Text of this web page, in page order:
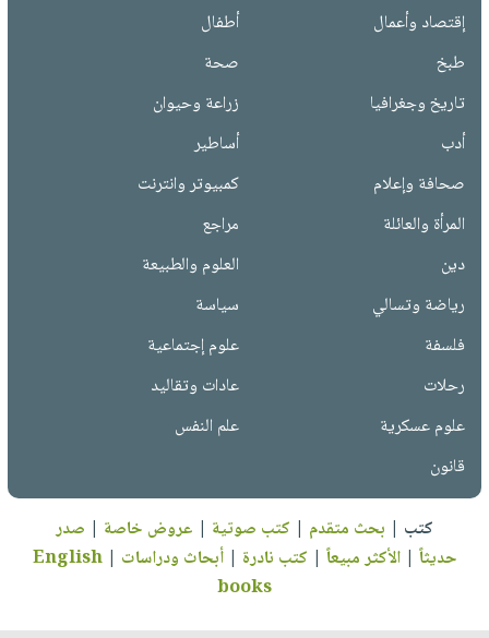
إقتصاد وأعمال
أطفال
طبخ
صحة
تاريخ وجغرافيا
زراعة وحيوان
أدب
أساطير
صحافة وإعلام
كمبيوتر وانترنت
المرأة والعائلة
مراجع
دين
العلوم والطبيعة
رياضة وتسالي
سياسة
فلسفة
علوم إجتماعية
رحلات
عادات وتقاليد
علوم عسكرية
علم النفس
قانون
كتب | بحث متقدم | كتب صوتية | عروض خاصة | صدر
حديثاً |الأكثر مبيعاً | كتب نادرة |أبحاث ودراسات |
English
books